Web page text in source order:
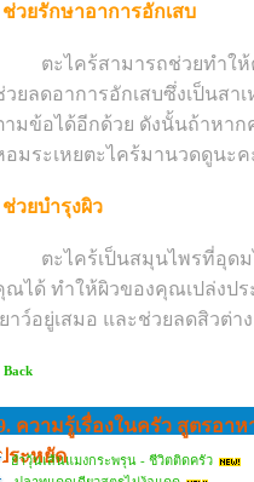
วยรักษาอาการอักเสบ
ะไคร้สามารถช่วยทำให้คุณ
วยลดอาการอักเสบซึ่งเป็นสา
ามข้อได้อีกด้วย ดังนั้นถ้าหา
อมระเหยตะไคร้มานวดดูนะ
วยบำรุงผิว
ะไคร้เป็นสมุนไพรที่อุดมไป
ณได้ ทำให้ผิวของคุณเปล่งป
ยาว์อยู่เสมอ และช่วยลดสิวต่า
Back
ความรู้เรื่องในครัว สูตรอา
ระหยัด
ยำวุ้นเส้นแมงกระพรุน - ชีวิตติดครัว